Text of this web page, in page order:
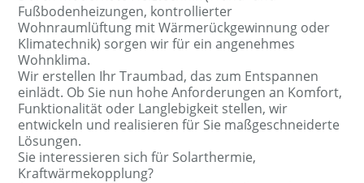
Fußbodenheizungen, kontrollierter
Wohnraumlüftung mit Wärmerückgewinnung oder
Klimatechnik) sorgen wir für ein angenehmes
Wohnklima.
Wir erstellen Ihr Traumbad, das zum Entspannen
einlädt. Ob Sie nun hohe Anforderungen an Komfort,
Funktionalität oder Langlebigkeit stellen, wir
entwickeln und realisieren für Sie maßgeschneiderte
Lösungen.
Sie interessieren sich für Solarthermie,
Kraftwärmekopplung?